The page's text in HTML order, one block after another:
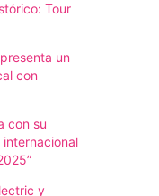
Tour
un
con
con su
y